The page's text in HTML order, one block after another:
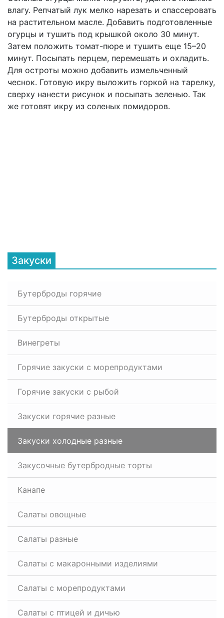
влагу. Репчатый лук мелко нарезать и спассеровать
на растительном масле. Добавить подготовленные
огурцы и тушить под крышкой около 30 минут.
Затем положить томат-пюре и тушить еще 15–20
минут. Посыпать перцем, перемешать и охладить.
Для остроты можно добавить измельченный
чеснок. Готовую икру выложить горкой на тарелку,
сверху нанести рисунок и посыпать зеленью. Так
же готовят икру из соленых помидоров.
Закуски
Бутерброды горячие
Бутерброды открытые
Винегреты
Горячие закуски с морепродуктами
Горячие закуски с рыбой
Закуски горячие разные
Закуски холодные разные
Закусочные бутербродные торты
Канапе
Салаты овощные
Салаты разные
Салаты с макаронными изделиями
Салаты с морепродуктами
Салаты с птицей и дичью